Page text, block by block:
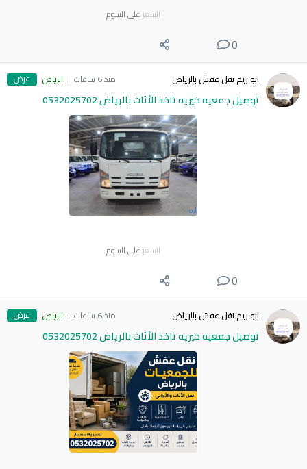
السعر على السوم
0
ابو ريم نقل عفش بالرياض منذ 6 ساعات الرياض عرض
توصيل جمعيه خيريه تاخذ الأثاث بالرياض 0532025702
السعر على السوم
0
ابو ريم نقل عفش بالرياض منذ 6 ساعات الرياض عرض
توصيل جمعيه خيريه تاخذ الأثاث بالرياض 0532025702